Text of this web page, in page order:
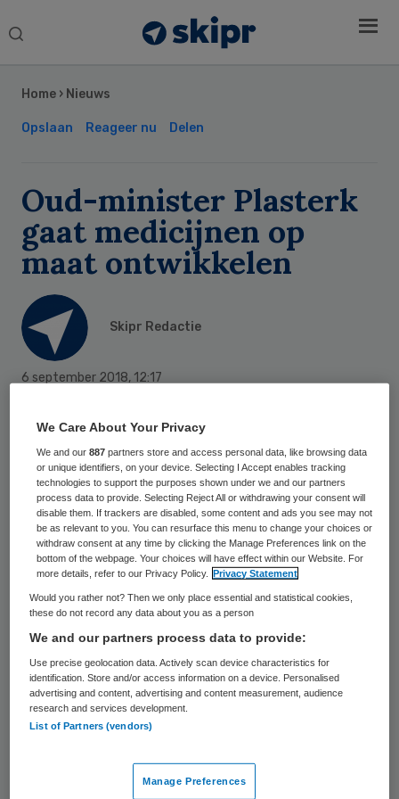
Search
Home › Nieuws
Opslaan Reageer nu Delen
Oud-minister Plasterk
gaat medicijnen op
maat ontwikkelen
Skipr Redactie
6 september 2018, 12:17
Oud-minister van Binnenlandse Zaken
Ronald Plasterk keert terug in de
wetenschap als onderzoeker bij de
geneeskundefaculteit van Amsterdam
UMC. De hoogleraar gaat daar aan de slag
met het ontwikkelen van op maat gesneden,
gepersonaliseerde medicijnen.
Volgens het academische ziekenhuis sluit
zijn nieuwe functie voor een deel aan bij zijn
andere baan van Chief Scientific Officer bij
medicijnen en medische technieken zo snel
mogelijk bij patiënten te krijgen.
Sidebar
We Care About Your Privacy
We and our887 partners store and access personal data, like browsing data
or unique identifiers, on your device. Selecting I Accept enables tracking
technologies to support the purposes shown under we and our partners
process data to provide. Selecting Reject All or withdrawing your consent will
disable them. If trackers are disabled, some content and ads you see may not
be as relevant to you. You can resurface this menu to change your choices or
withdraw consent at any time by clicking the Manage Preferences link on the
bottom of the webpage. Your choices will have effect within our Website. For
more details, refer to our Privacy Policy.
Privacy Statement
Would you rather not? Then we only place essential and statistical cookies,
these do not record any data about you as a person
We and our partners process data to provide:
Use precise geolocation data. Actively scan device characteristics for
identification. Store and/or access information on a device. Personalised
advertising and content, advertising and content measurement, audience
research and services development.
List of Partners (vendors)
Manage Preferences